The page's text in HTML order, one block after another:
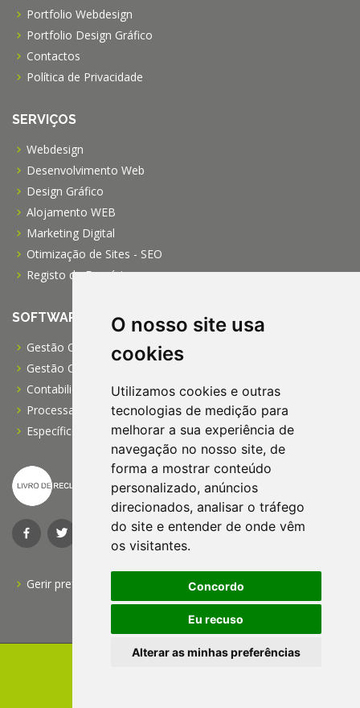
O nosso site usa
cookies
Utilizamos cookies e outras
tecnologias de medição para
melhorar a sua experiência de
navegação no nosso site, de
forma a mostrar conteúdo
personalizado, anúncios
direcionados, analisar o tráfego
do site e entender de onde vêm
os visitantes.
Concordo
Eu recuso
Alterar as minhas preferências
Portfolio Webdesign
Portfolio Design Gráfico
Contactos
Política de Privacidade
SERVIÇOS
Webdesign
Desenvolvimento Web
Design Gráfico
Alojamento WEB
Marketing Digital
Otimização de Sites - SEO
Registo de Domínios
SOFTWARE
Gestão Comercial PRO
Gestão Comercial PME
Contabilidade Profissional
Processamento de Salários
Específico para IPSS
Gerir preferências do cookies